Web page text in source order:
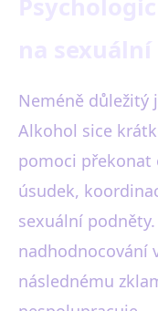
Neméně důležitý
Alkohol sice
pomoci překonat
úsudek,
sexuální
nadhodnocování
následnému